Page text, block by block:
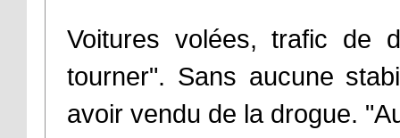
Voitures volées, trafic de
tourner". Sans aucune
avoir vendu de la drogue.